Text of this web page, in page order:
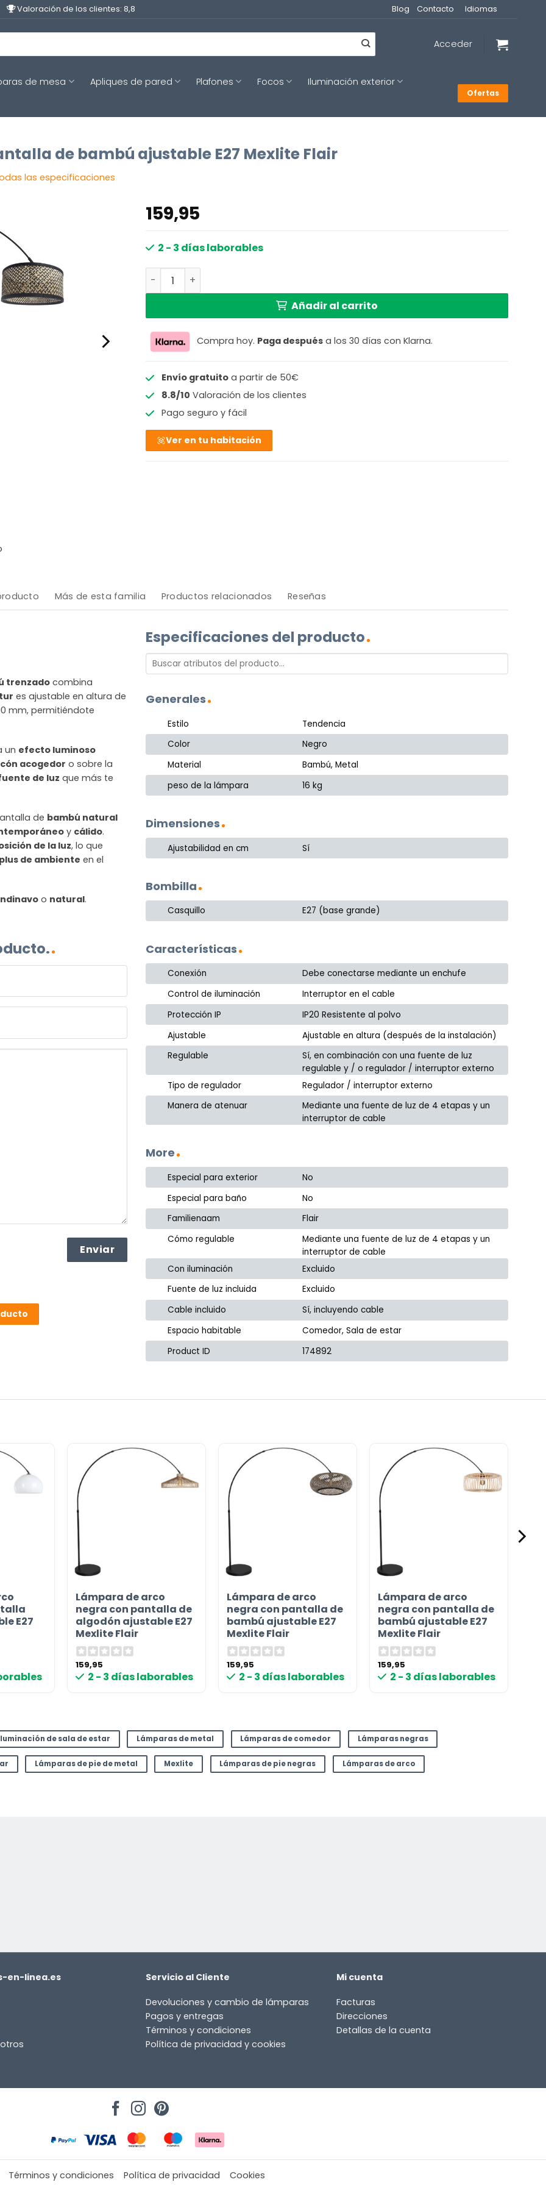
Valoración de los clientes: 8,8 Blog Contacto Idiomas
Acceder
de mesa Apliques de pared Plafones Focos
Iluminación exterior
Ofertas
de bambú ajustable E27 Mexlite Flair
las especificaciones
159,95
2 - 3 días laborables
Lámpara de arco negra con pantalla de bambú ajustable E27 Mexlite Flair
Añadir al carrito
Compra hoy. Paga después a los 30 días con Klarna.
Envío gratuitoa partir de 50€
8.8/10 Valoración de los clientes
Pago seguro y fácil
Ver en tu habitación
Más de esta familia Productos relacionados Reseñas
trenzado combina
es ajustable en altura de
mm, permitiéndote
un efecto luminoso
acogedor o sobre la
de luz que más te
de bambú natural
y cálido.
de la luz, lo que
plus de ambiente en el
o natural.
Especificaciones del producto
Generales
Estilo
Tendencia
Color
Negro
Material
Bambú, Metal
peso de la lámpara
16 kg
Dimensiones
Ajustabilidad en cm Sí
Bombilla
Casquillo E27 (base grande)
Características
Conexión
Debe conectarse mediante un enchufe
Control de iluminación
Interruptor en el cable
Protección IP
IP20 Resistente al polvo
Ajustable
Ajustable en altura (después de la instalación)
Regulable
Sí, en combinación con una fuente de luz
regulable y / o regulador / interruptor externo
Tipo de regulador
Regulador / interruptor externo
Manera de atenuar
Mediante una fuente de luz de 4 etapas y un
interruptor de cable
More
Especial para exterior
No
Especial para baño
No
Familienaam
Flair
Cómo regulable
Mediante una fuente de luz de 4 etapas y un
interruptor de cable
Con iluminación
Excluido
Fuente de luz incluida
Excluido
Cable incluido
Sí, incluyendo cable
Espacio habitable
Comedor, Sala de estar
Product ID
174892
E27
Lámpara de arco
negra con pantalla de
algodón ajustable E27
Mexlite Flair
159,95
2 - 3 días laborables
Lámpara de arco
negra con pantalla de
bambú ajustable E27
Mexlite Flair
159,95
2 - 3 días laborables
Lámpara de arco
negra con pantalla de
bambú ajustable E27
Mexlite Flair
159,95
2 - 3 días laborables
de sala de estar Lámparas de metal Lámparas de comedor Lámparas negras
Lámparas de pie de metal Mexlite Lámparas de pie negras Lámparas de arco
en-linea.es Servicio al Cliente
Devoluciones y cambio de lámparas
Pagos y entregas
Términos y condiciones
Política de privacidad y cookies
Mi cuenta
Facturas
Direcciones
Detallas de la cuenta
Términos y condiciones Política de privacidad Cookies